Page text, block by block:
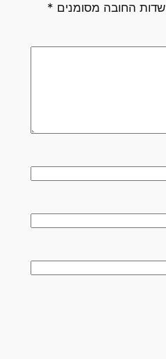
שדות החובה מסומנים *